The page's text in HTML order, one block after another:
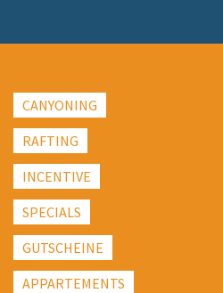
CANYONING
RAFTING
INCENTIVE
SPECIALS
GUTSCHEINE
APPARTEMENTS